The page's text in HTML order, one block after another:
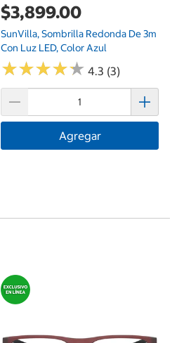
$3,899.00
SunVilla, Sombrilla Redonda De 3m
Con Luz LED, Color Azul
★★★★★
★★★★★ 4.3 (3)
Agregar